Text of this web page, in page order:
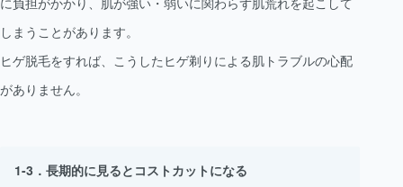
しまうことがあります。
ヒゲ脱毛をすれば、こうしたヒゲ剃りによる肌トラブルの心配
がありません。
長期的に見るとコストカットになる